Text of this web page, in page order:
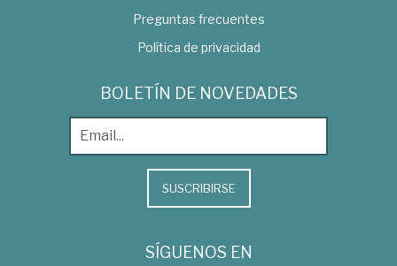
Preguntas frecuentes
Política de privacidad
BOLETÍN DE NOVEDADES
SUSCRIBIRSE
SÍGUENOS EN